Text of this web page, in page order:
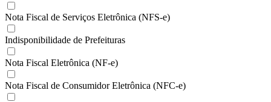
Nota Fiscal de Serviços Eletrônica (NFS-e)
Indisponibilidade de Prefeituras
Nota Fiscal Eletrônica (NF-e)
Nota Fiscal de Consumidor Eletrônica (NFC-e)